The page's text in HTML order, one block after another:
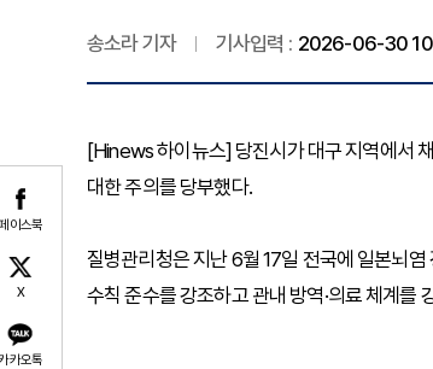
이스북
X
카오톡
송소라 기자 기사입력 : 2026-06-30
[Hinews 하이뉴스] 당진시가 대구 지역에서
대한 주의를 당부했다.
질병관리청은 지난 6월 17일 전국에 일본뇌
수칙 준수를 강조하고 관내 방역·의료 체계를